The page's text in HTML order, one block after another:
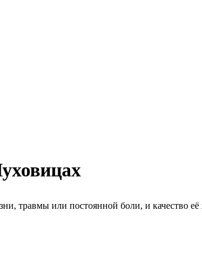
травмы или постоянной боли, и качество